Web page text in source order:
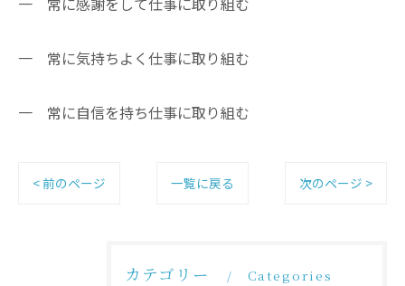
一 常に気持ちよく仕事に取り組む
一 常に自信を持ち仕事に取り組む
< 前のページ 一覧に戻る 次のページ >
カテゴリー Categories